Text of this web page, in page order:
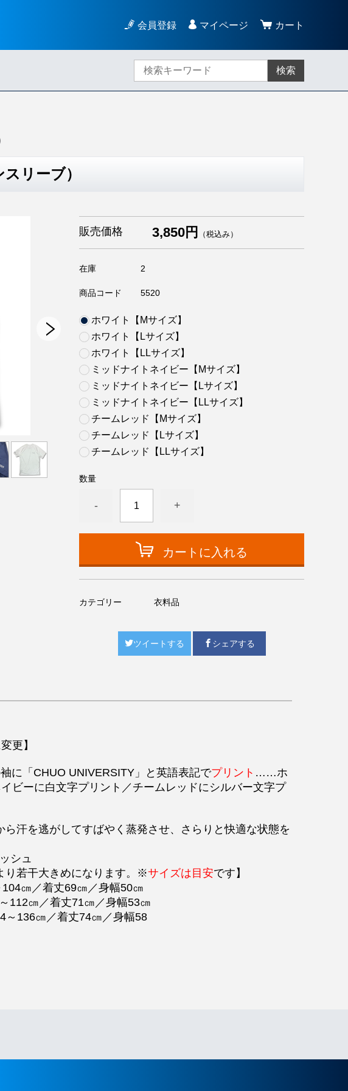
会員登録 マイページ カート
検索
リーブ）
販売価格 3,850円 （税込み）
在庫 2
商品コード 5520
ホワイト【Mサイズ】
ホワイト【Lサイズ】
ホワイト【LLサイズ】
ミッドナイトネイビー【Mサイズ】
ミッドナイトネイビー【Lサイズ】
ミッドナイトネイビー【LLサイズ】
チームレッド【Mサイズ】
チームレッド【Lサイズ】
チームレッド【LLサイズ】
数量
- +
カートに入れる
カテゴリー 衣料品
ツイートする シェアする
更】
に「CHUO UNIVERSITY」と英語表記でプリント ……ホ
ビーに白文字プリント／チームレッドにシルバー文字プ
ら汗を逃がしてすばやく蒸発させ、さらりと快適な状態を
シュ
り若干大きめになります。※サイズは目安です】
㎝／着丈69㎝／身幅50㎝
112㎝／着丈71㎝／身幅53㎝
136㎝／着丈74㎝／身幅58